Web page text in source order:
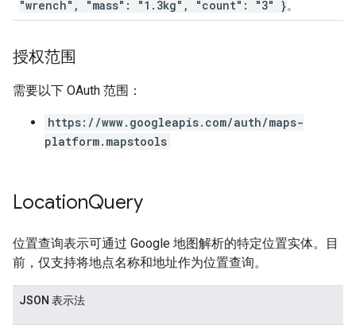
"wrench", "mass": "1.3kg", "count": "3" }。
授权范围
需要以下 OAuth 范围：
https://www.googleapis.com/auth/maps-
platform.mapstools
LocationQuery
位置查询表示可通过 Google 地图解析的特定位置实体。目
前，仅支持将地点名称和地址作为位置查询。
JSON 表示法